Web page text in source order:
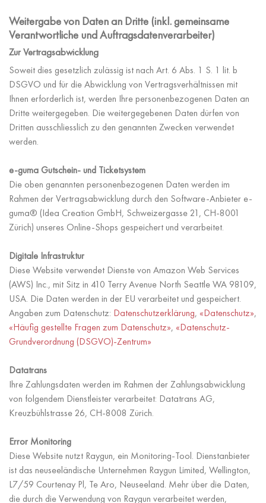
Weitergabe von Daten an Dritte (inkl. gemeinsame
Verantwortliche und Auftragsdatenverarbeiter)
Zur Vertragsabwicklung
Soweit dies gesetzlich zulässig ist nach Art. 6 Abs. 1 S. 1 lit. b
DSGVO und für die Abwicklung von Vertragsverhältnissen mit
Ihnen erforderlich ist, werden Ihre personenbezogenen Daten an
Dritte weitergegeben. Die weitergegebenen Daten dürfen von
Dritten ausschliesslich zu den genannten Zwecken verwendet
werden.
e-guma Gutschein- und Ticketsystem
Die oben genannten personenbezogenen Daten werden im
Rahmen der Vertragsabwicklung durch den Software-Anbieter e-
guma® (Idea Creation GmbH, Schweizergasse 21, CH-8001
Zürich) unseres Online-Shops gespeichert und verarbeitet.
Digitale Infrastruktur
Diese Website verwendet Dienste von Amazon Web Services
(AWS) Inc., mit Sitz in 410 Terry Avenue North Seattle WA 98109,
USA. Die Daten werden in der EU verarbeitet und gespeichert.
Angaben zum Datenschutz: Datenschutzerklärung, «Datenschutz»,
«Häufig gestellte Fragen zum Datenschutz», «Datenschutz-
Grundverordnung (DSGVO)-Zentrum»
Datatrans
Ihre Zahlungsdaten werden im Rahmen der Zahlungsabwicklung
von folgendem Dienstleister verarbeitet: Datatrans AG,
Kreuzbühlstrasse 26, CH-8008 Zürich.
Error Monitoring
Diese Website nutzt Raygun, ein Monitoring-Tool. Dienstanbieter
ist das neuseeländische Unternehmen Raygun Limited, Wellington,
L7/59 Courtenay Pl, Te Aro, Neuseeland. Mehr über die Daten,
die durch die Verwendung von Raygun verarbeitet werden,